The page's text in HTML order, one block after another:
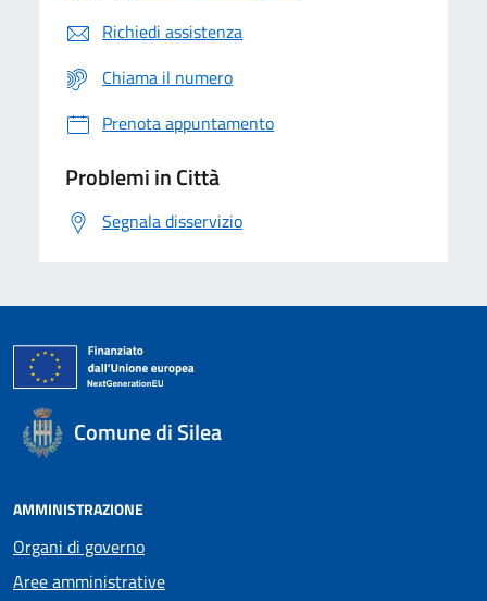
Richiedi assistenza
Chiama il numero
Prenota appuntamento
Problemi in Città
Segnala disservizio
Comune di Silea
AMMINISTRAZIONE
Organi di governo
Aree amministrative